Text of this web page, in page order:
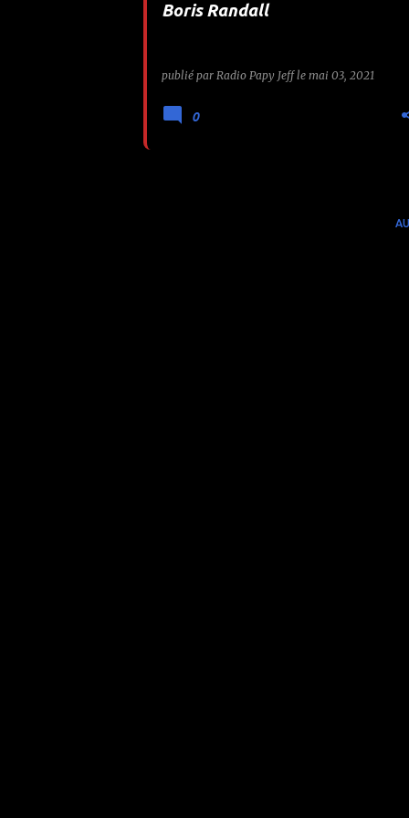
Boris Randall
publié par Radio Papy Jeff le mai 03, 2021
0